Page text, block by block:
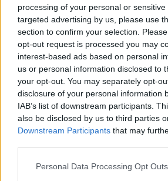
processing of your personal or
targeted advertising by us, please use
section to confirm your selection.
opt-out request is processed you may
interest-based ads based on personal
us or personal information disclosed to
your opt-out. You may separately opt-
disclosure of your personal information
IAB’s list of downstream participants.
also be disclosed by us to third parties
Downstream Participants that may
Personal Data Processing Opt Outs